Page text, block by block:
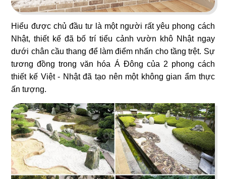
Hiểu được chủ đầu tư là một người rất yêu phong cách
Nhật, thiết kế đã bố trí tiểu cảnh vườn khô Nhật ngay
dưới chân cầu thang để làm điểm nhấn cho tầng trệt. Sự
tương đồng trong văn hóa Á Đông của 2 phong cách
thiết kế Việt - Nhật đã tạo nên một không gian ẩm thực
ấn tượng.
37
FLYFOOD
Nhà hàng Việt
38
DON CHICKEN
Gà rán Hàn Quốc
39
BAMBODA POCHA
Quán nhậu Hàn
40
7 GÀ
Nhà hàng Việt